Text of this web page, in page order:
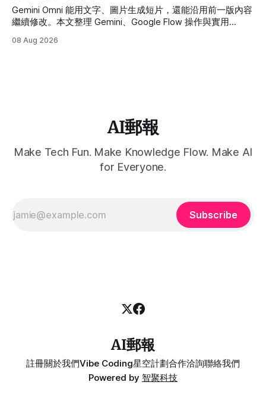
Gemini Omni 能用文字、圖片生成短片，還能沿用前一版內容
繼續修改。本文整理 Gemini、Google Flow 操作與實用
08 Aug 2026
AI郵報
Make Tech Fun. Make Knowledge Flow. Make AI
for Everyone.
Subscribe
AI郵報
註冊關於我們Vibe Coding星空計劃合作洽詢聯絡我們
Powered by 智聚科技